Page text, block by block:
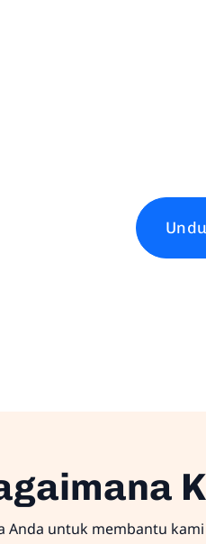
Anda untuk membantu